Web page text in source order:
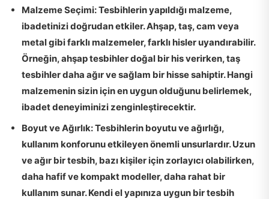
Malzeme Seçimi:Tesbihlerin yapıldığı malzeme,
ibadetinizi doğrudan etkiler. Ahşap, taş, cam veya
metal gibi farklı malzemeler, farklı hisler uyandırabilir.
Örneğin, ahşap tesbihler doğal bir his verirken, taş
tesbihler daha ağır ve sağlam bir hisse sahiptir. Hangi
malzemenin sizin için en uygun olduğunu belirlemek,
ibadet deneyiminizi zenginleştirecektir.
Boyut ve Ağırlık:Tesbihlerin boyutu ve ağırlığı,
kullanım konforunu etkileyen önemli unsurlardır. Uzun
ve ağır bir tesbih, bazı kişiler için zorlayıcı olabilirken,
daha hafif ve kompakt modeller, daha rahat bir
kullanım sunar. Kendi el yapınıza uygun bir tesbih